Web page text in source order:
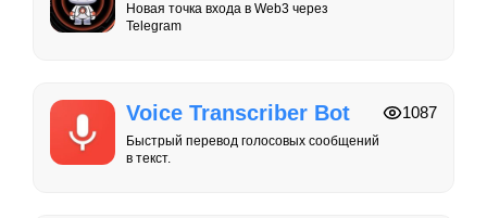
Новая точка входа в Web3 через
Telegram
Voice Transcriber Bot
Быстрый перевод голосовых сообщений
в текст.
1087